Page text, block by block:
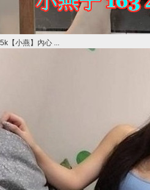
5k【小燕】內心 ...